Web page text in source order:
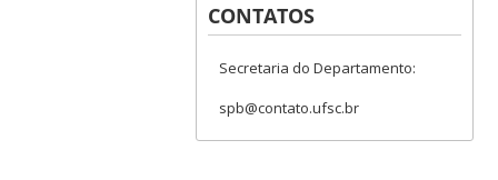
CONTATOS
Secretaria do Departamento:
spb@contato.ufsc.br